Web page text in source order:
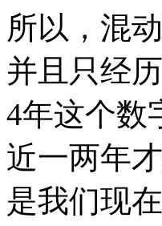
所以，混
并且只经
4年这个数
近一两年
是我们现